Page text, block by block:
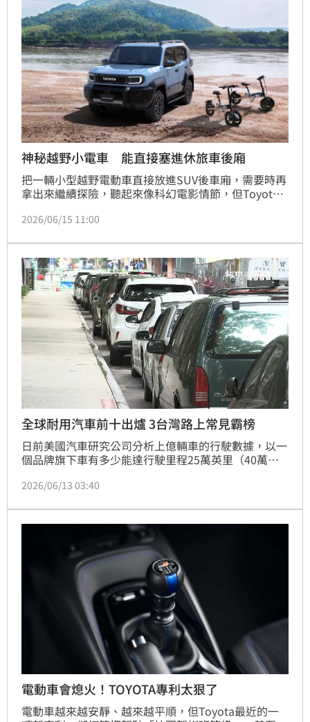
神秘越野小電車 能直接塞進休旅車後廂
把一輛小型越野電動車直接放進SUV後車廂，需要時再
拿出來繼續探險，聽起來像科幻電影情節，但Toyota
Hopper概念車，以獨特的三輪設計與越野機能，重新
2026/06/15 11:00
全球耐用汽車前十出爐 3台灣路上常見霸榜
日前美國汽車研究公司分析上億輛車的行駛數據，以一
個品牌旗下車有多少能達行駛里程25萬英里（40萬公
容易看到的Toyota、Lexus、Honda在汽車耐用度排名
克、雪佛蘭也有上榜，不過名次相對後面。
2026/06/13 03:40
電動車會熄火！TOYOTA專利太狠了
電動車越來越安靜、越來越平順，但Toyota最近的一